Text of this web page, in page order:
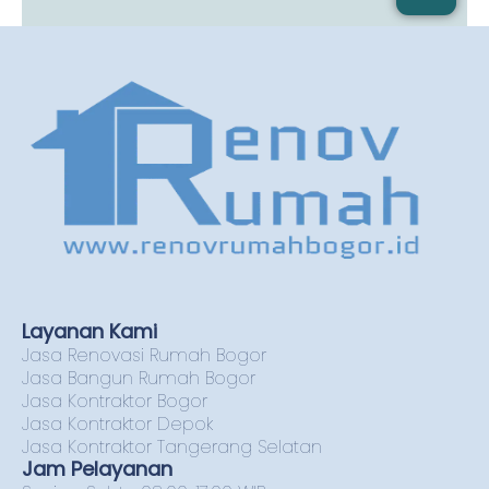
Layanan Kami
Jasa Renovasi Rumah Bogor
Jasa Bangun Rumah Bogor
Jasa Kontraktor Bogor
Jasa Kontraktor Depok
Jasa Kontraktor Tangerang Selatan
Jam Pelayanan